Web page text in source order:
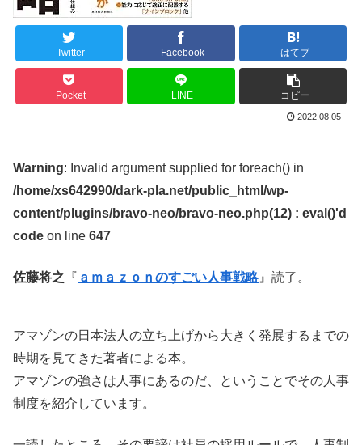
Twitter Facebook はてブ
Pocket LINE コピー
2022.08.05
Warning: Invalid argument supplied for foreach() in
/home/xs642990/dark-pla.net/public_html/wp-
content/plugins/bravo-neo/bravo-neo.php(12) : eval()'d
code on line 647
佐藤将之 『 ａｍａｚｏｎのすごい人事戦略』読了。
アマゾンの日本法人の立ち上げから大きく発展するまでの
時期を見てきた著者による本。
アマゾンの強さは人事にあるのだ、ということでその人事
制度を紹介しています。